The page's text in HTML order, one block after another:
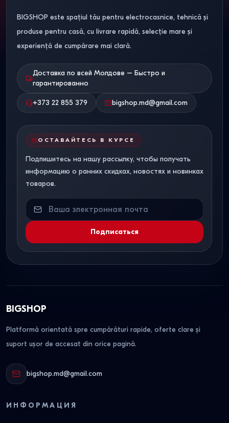
BIGSHOP este spațiul tău pentru electrocasnice, tehnică și
produse pentru casă, cu livrare rapidă, selecție mare și
experiență de cumpărare mai clară.
Доставка по всей Молдове – Быстро и
гарантированно
+373 22 855 379 bigshop.md@gmail.com
ОСТАВАЙТЕСЬ В КУРСЕ
Подпишитесь на нашу рассылку, чтобы получать
информацию о ранних скидках, новостях и новинках
товаров.
Подписаться
BIGSHOP
Platformă orientată spre cumpărături rapide, oferte clare și
suport ușor de accesat din orice pagină.
bigshop.md@gmail.com
ИНФОРМАЦИЯ